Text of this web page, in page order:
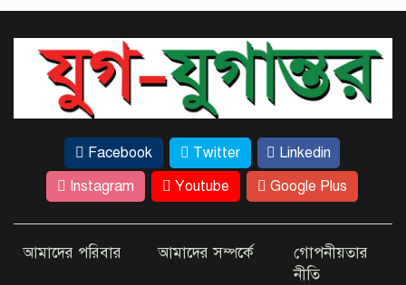
বর্জ্য ব্যবস্থাপনা নিয়ে বিশেষ সভা
অনুষ্ঠিত
চাটখিলে উপজেলা ছাত্রদলের সভাপতি
প্রার্থী রাকিব হাসান রাজের উদ্যোগে
বৃক্ষরোপণ কর্মসূচি অনুষ্ঠিত
যাত্রাবাড়ী আইডিয়াল স্কুল অ্যান্ড
কলেজে জুলাই গণঅভ্যুত্থান দিবস
Facebook Twitter
Linkedin
Instagram
Youtube Google Plus
আমাদের পরিবার আমাদের সম্পর্কে
গোপনীয়তার
নীতি